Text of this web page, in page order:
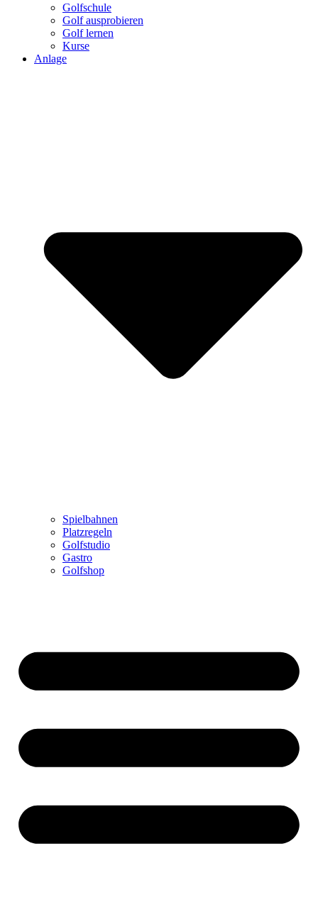
Golfschule
Golf ausprobieren
Golf lernen
Kurse
Anlage
Spielbahnen
Platzregeln
Golfstudio
Gastro
Golfshop